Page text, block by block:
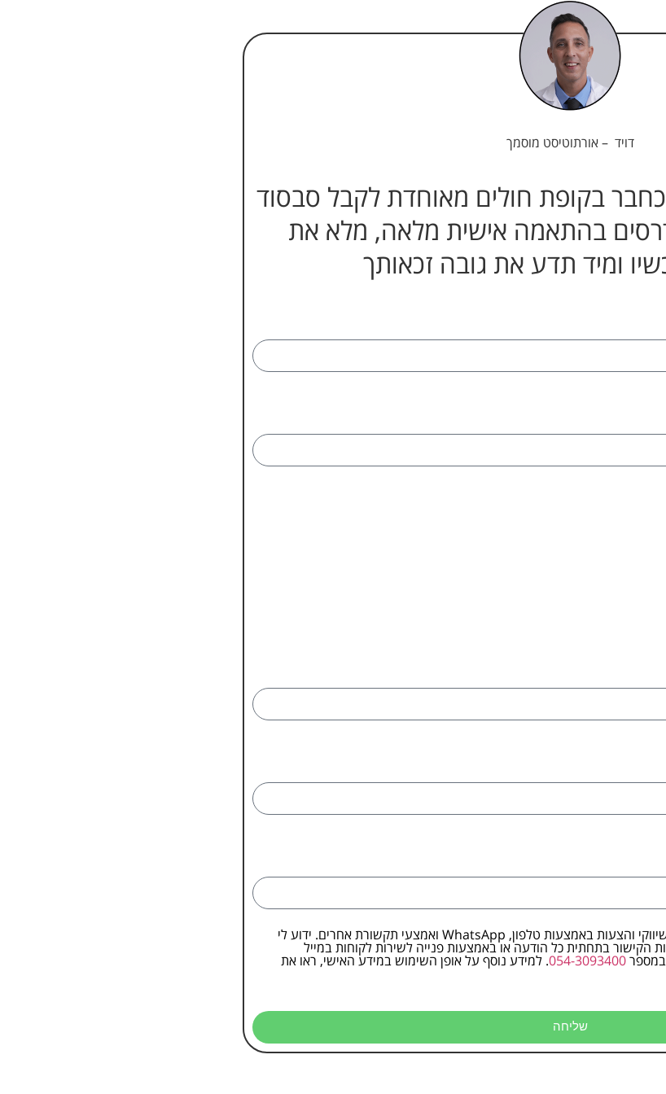
דויד – אורתוטיסט מוסמך
כחבר בקופת חולים מאוחדת לקבל סבסוד
מדרסים בהתאמה אישית מלאה, מלא את
ומיד תדע את גובה זכאותך
אני מסכים/ה לקבל מאא אורטופדיה דיוור שיווקי והצעות באמצעות טלפון, WhatsApp ואמצעי תקשורת אחרים. ידוע לי
בתחתית כל הודעה או באמצעות פנייה לשירות לקוחות במייל
במספר054-3093400. למידע נוסף על אופן השימוש במידע האישי, ראו את
שליחה